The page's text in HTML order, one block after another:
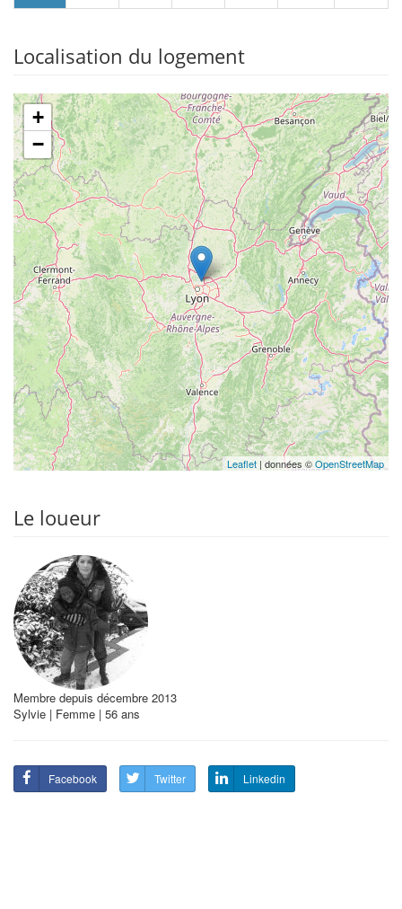
Localisation du logement
+
−
Leaflet | données ©OpenStreetMap
Le loueur
Membre depuis décembre 2013
Sylvie | Femme | 56 ans
Facebook Twitter Linkedin